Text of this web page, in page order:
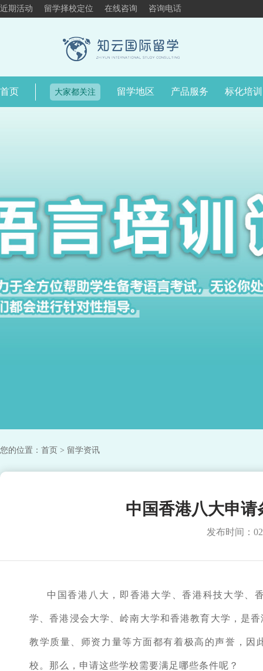
近期活动 留学择校定位 在线咨询 咨询电话
首页 大家都关注 留学地区 产品服务 标化培训
您的位置： 首页 > 留学资讯
中国香港八大申请
发布时间：
中国香港八大，即香港大学、香港科技大学、
学、香港浸会大学、岭南大学和香港教育大学，是
教学质量、师资力量等方面都有着极高的声誉，因
校。那么，申请这些学校需要满足哪些条件呢？